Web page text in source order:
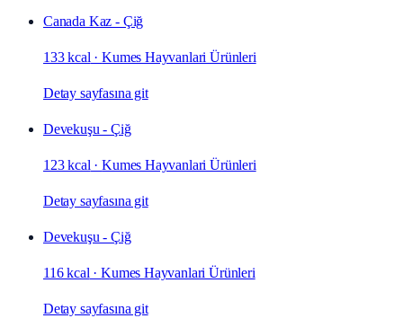
Canada Kaz - Çiğ
133 kcal ·Kumes Hayvanlari Ürünleri
Detay sayfasına git
Devekuşu - Çiğ
123 kcal ·Kumes Hayvanlari Ürünleri
Detay sayfasına git
Devekuşu - Çiğ
116 kcal ·Kumes Hayvanlari Ürünleri
Detay sayfasına git